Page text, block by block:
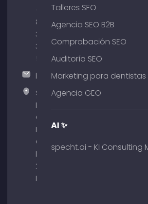
89
380
375
hallo@timospecht.de
Specht
Marketing
GmbH –
Palais am
Obelisk
Briennerstr.
29 80333
Múnich
Talleres SEO
Agencia SEO B2B
Comprobación SEO
Auditoría SEO
Marketing para dentistas
Agencia GEO
AI ✨
specht.ai - KI Consulting